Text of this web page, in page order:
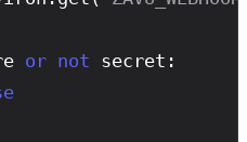
or not secret: